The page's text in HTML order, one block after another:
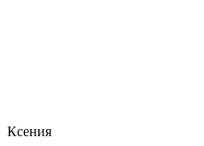
Ксения